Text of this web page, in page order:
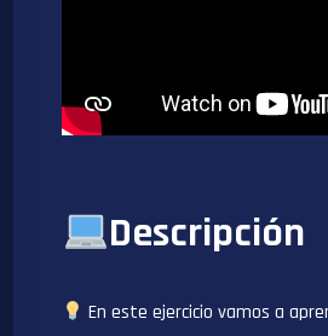
Descripción
En este ejercicio vamos a